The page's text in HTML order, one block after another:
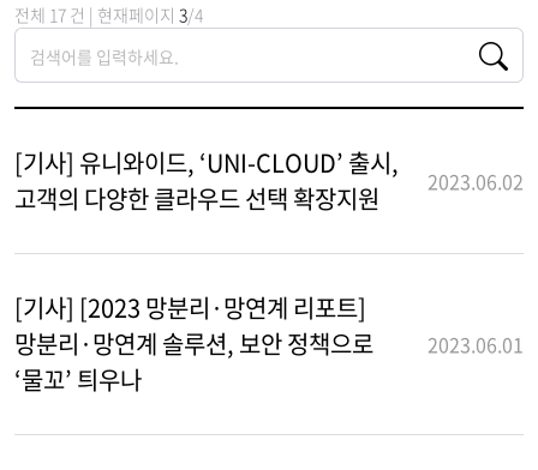
전체 17 건 | 현재페이지 3/4
[기사] 유니와이드, ‘UNI-CLOUD’ 출시,
고객의 다양한 클라우드 선택 확장지원
2023.06.02
[기사] [2023 망분리·망연계 리포트]
망분리·망연계 솔루션, 보안 정책으로
‘물꼬’ 틔우나
2023.06.01